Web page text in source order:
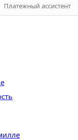
Платежный ассистент